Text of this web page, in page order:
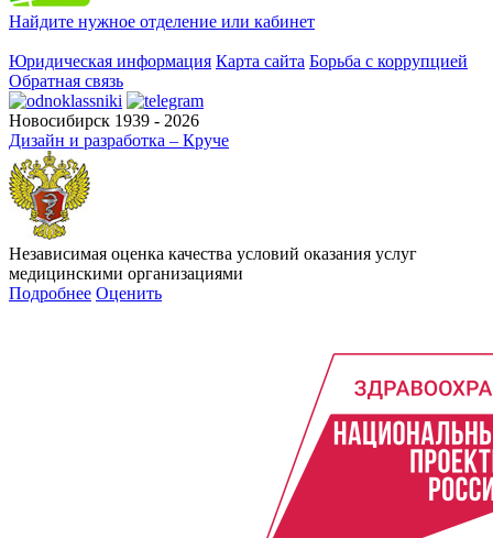
Найдите нужное отделение или кабинет
Юридическая информация Карта сайта Борьба с коррупцией
Обратная связь
Новосибирск 1939 - 2026
Дизайн и разработка – Круче
Независимая оценка качества условий оказания услуг
медицинскими организациями
Подробнее Оценить